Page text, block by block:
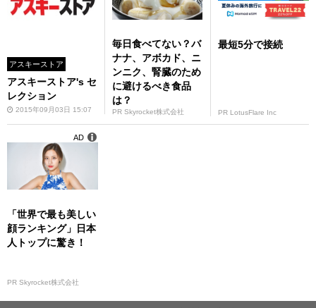
アスキーストア
アスキーストア's セ
レクション
2015年09月03日 15:07
毎日食べてない？バ
ナナ、アボカド、ニ
ンニク、腎臓のため
に避けるべき食品
は？
PR Skyrocket株式会社
最短5分で接続
PR LotusFlare Inc
「世界で最も美しい
顔ランキング」日本
人トップに驚き！
PR Skyrocket株式会社
AD